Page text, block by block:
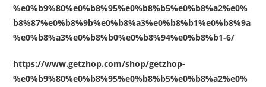
%e0%b9%80%e0%b8%95%e0%b8%b5%e0%b8%a2%e0%
b8%87%e0%b8%9b%e0%b8%a3%e0%b8%b1%e0%b8%9a
%e0%b8%a3%e0%b8%b0%e0%b8%94%e0%b8%b1-6/
https://www.getzhop.com/shop/getzhop-
%e0%b9%80%e0%b8%95%e0%b8%b5%e0%b8%a2%e0%